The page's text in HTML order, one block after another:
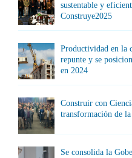
sustentable y
Construye2025
Productividad en la
repunte y se
en 2024
Construir con
transformación de
Se consolida la